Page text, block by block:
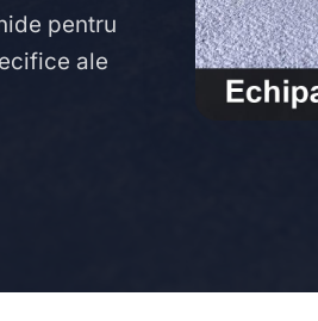
pentru
ale